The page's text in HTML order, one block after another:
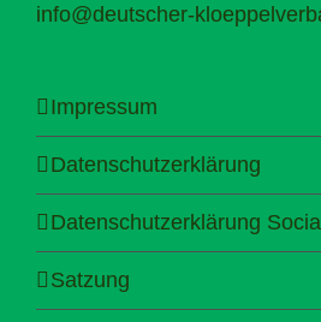
info@deutscher-
Impressum
Datenschutzerklärung
Datenschutzerklärung
Satzung